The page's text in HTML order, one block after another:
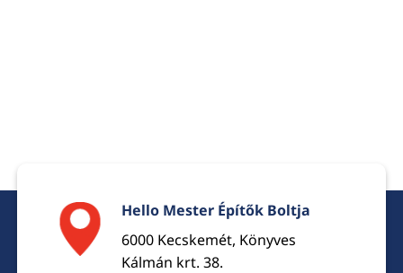
Hello Mester Építők Boltja
6000 Kecskemét, Könyves
Kálmán krt. 38.